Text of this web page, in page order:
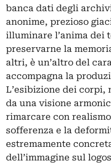
banca dati degli
anonime, prezioso
illuminare l’anima dei
preservarne la
altri, è un’altro del
accompagna la
L’esibizione dei corpi,
da una visione
rimarcare con
sofferenza e la
estremamente
dell’immagine sul